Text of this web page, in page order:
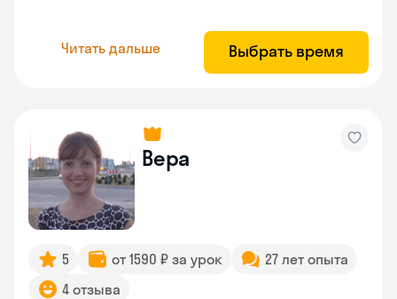
Читать дальше Выбрать время
Вера
5 от 1590 ₽ за урок
27 лет опыта
4 отзыва